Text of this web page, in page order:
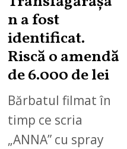
n a fost
identificat.
Riscă o amendă
de 6.000 de lei
Bărbatul filmat în
timp ce scria
„ANNA” cu spray